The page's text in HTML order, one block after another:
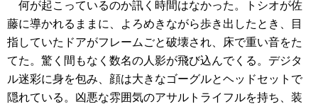
何が起こっているのか訊く時間はなかった。トシオが佐
藤に導かれるままに、よろめきながら歩き出したとき、目
指していたドアがフレームごと破壊され、床で重い音をた
てた。驚く間もなく数名の人影が飛び込んでくる。デジタ
ル迷彩に身を包み、顔は大きなゴーグルとヘッドセットで
隠れている。凶悪な雰囲気のアサルトライフルを持ち、装